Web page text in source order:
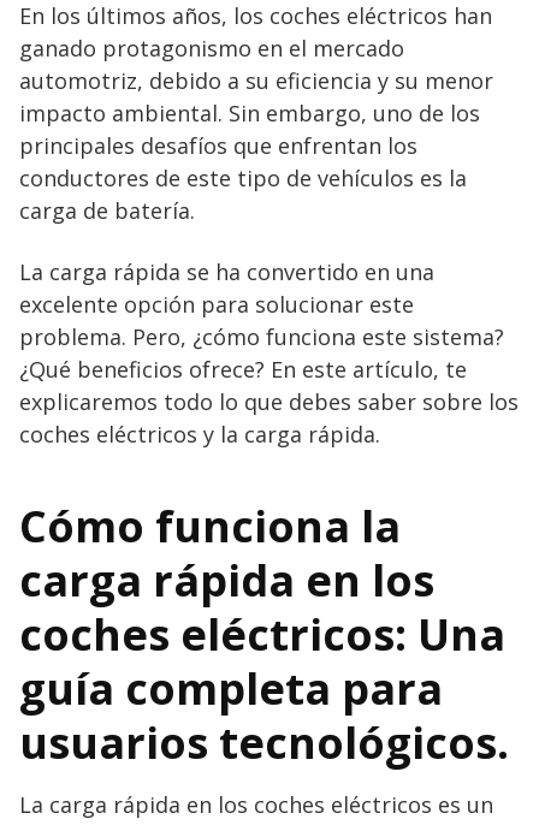
En los últimos años, los coches eléctricos han
ganado protagonismo en el mercado
automotriz, debido a su eficiencia y su menor
impacto ambiental. Sin embargo, uno de los
principales desafíos que enfrentan los
conductores de este tipo de vehículos es la
carga de batería.
La carga rápida se ha convertido en una
excelente opción para solucionar este
problema. Pero, ¿cómo funciona este sistema?
¿Qué beneficios ofrece? En este artículo, te
explicaremos todo lo que debes saber sobre los
coches eléctricos y la carga rápida.
Cómo funciona la
carga rápida en los
coches eléctricos: Una
guía completa para
usuarios tecnológicos.
La carga rápida en los coches eléctricos es un